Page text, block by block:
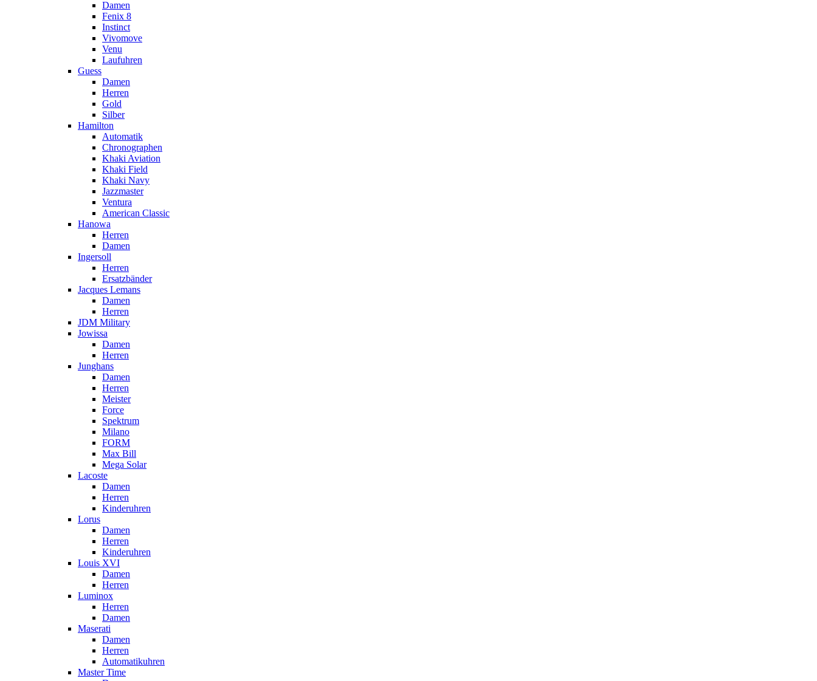
Damen
Fenix 8
Instinct
Vivomove
Venu
Laufuhren
Guess
Damen
Herren
Gold
Silber
Hamilton
Automatik
Chronographen
Khaki Aviation
Khaki Field
Khaki Navy
Jazzmaster
Ventura
American Classic
Hanowa
Herren
Damen
Ingersoll
Herren
Ersatzbänder
Jacques Lemans
Damen
Herren
JDM Military
Jowissa
Damen
Herren
Junghans
Damen
Herren
Meister
Force
Spektrum
Milano
FORM
Max Bill
Mega Solar
Lacoste
Damen
Herren
Kinderuhren
Lorus
Damen
Herren
Kinderuhren
Louis XVI
Damen
Herren
Luminox
Herren
Damen
Maserati
Damen
Herren
Automatikuhren
Master Time